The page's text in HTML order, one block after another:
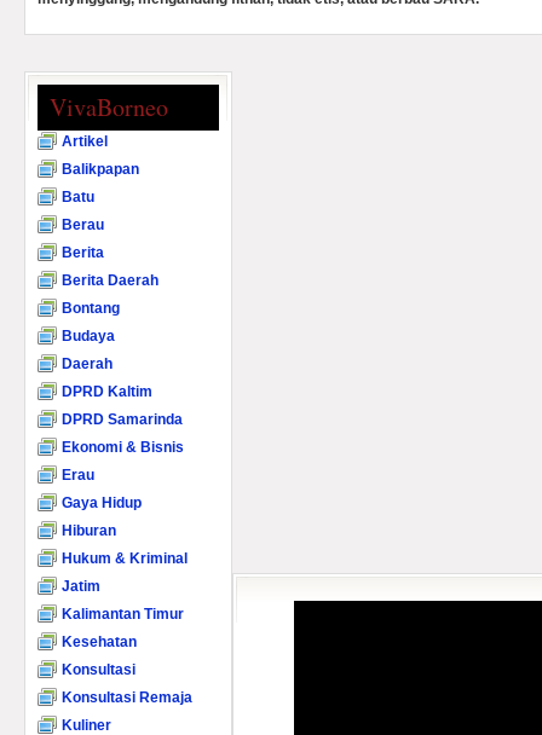
VivaBorneo
Artikel
Balikpapan
Batu
Berau
Berita
Berita Daerah
Bontang
Budaya
Daerah
DPRD Kaltim
DPRD Samarinda
Ekonomi & Bisnis
Erau
Gaya Hidup
Hiburan
Hukum & Kriminal
Jatim
Kalimantan Timur
Kesehatan
Konsultasi
Konsultasi Remaja
Kuliner